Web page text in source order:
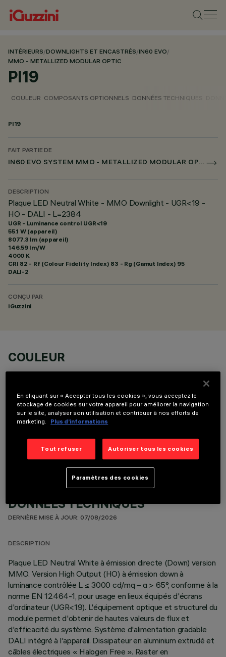
INTÉRIEURS/DOWNLIGHTS ET ENCASTRÉS/IN60 EVO/
MMO - METALLIZED MODULAR OPTIC
PI19
COULEUR COMPOSANTS OPTIONNELS DONNÉES TECHNIQUES
PI19
FAIT PARTIE DE
IN60 EVO SYSTEM MMO - METALLIZED MODULAR OPTIC
DESCRIPTION
Plaque LED Neutral White - MMO Downlight - UGR<19 -
HO - DALI - L=2384
UGR - Luminance control UGR<19
55.1 W (appareil)
8077.3 lm (appareil)
146.59 lm/W
4000 K
CRI 82 - Rf (Colour Fidelity Index) 83 - Rg (Gamut Index) 95
DALI-2
CONÇU PAR
iGuzzini
COULEUR
DONNÉES TECHNIQUES
DERNIÈRE MISE À JOUR: 07/08/2026
DESCRIPTION
Plaque LED Neutral White à émission directe (Down) version
MMO. Version High Output (HO) à émission down à
luminance contrôlée L ≤ 3000 cd/mq – α > 65°, conforme à la
norme EN 12464-1, pour usage en lieux équipés d'écrans
d'ordinateur (UGR<19). L'équipement optique et structurel du
module permet d'obtenir de hautes valeurs de flux et
d'efficacité du système. Système d'alimentation gradable
DALI intégré à l'appareil. Dissipateur en aluminium extrudé et
câbles électriques « Halogen Free ». Raster en
En cliquant sur « Accepter tous les cookies », vous acceptez le
stockage de cookies sur votre appareil pour améliorer la navigation
sur le site, analyser son utilisation et contribuer à nos efforts de
marketing.
Plus d’informations
Tout refuser Autoriser tous les cookies
Paramètres des cookies